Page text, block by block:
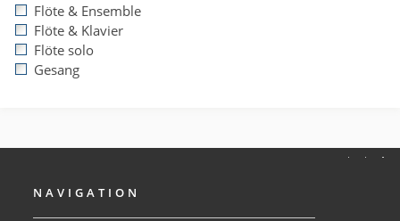
Flöte & Ensemble
Flöte & Klavier
Flöte solo
Gesang
NAVIGATION